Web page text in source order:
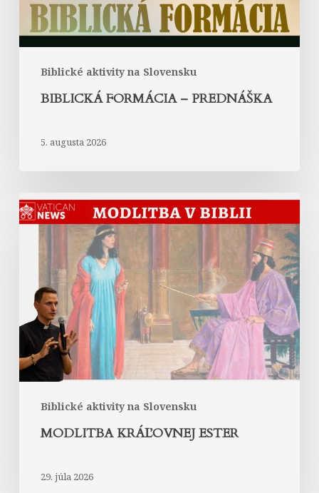
Biblické aktivity na Slovensku
BIBLICKÁ FORMÁCIA – PREDNÁŠKA
5. augusta 2026
Biblické aktivity na Slovensku
Modlitba
kráľovnej
Ester
MODLITBA KRÁĽOVNEJ ESTER
29. júla 2026